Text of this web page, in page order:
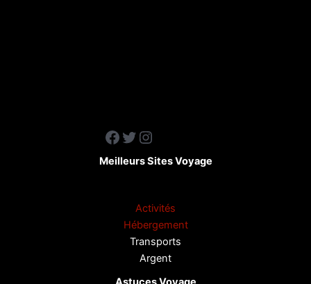
Facebook Twitter Instagram
Meilleurs Sites Voyage
Activités
Hébergement
Transports
Argent